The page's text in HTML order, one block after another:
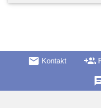
mail Kontakt group_add